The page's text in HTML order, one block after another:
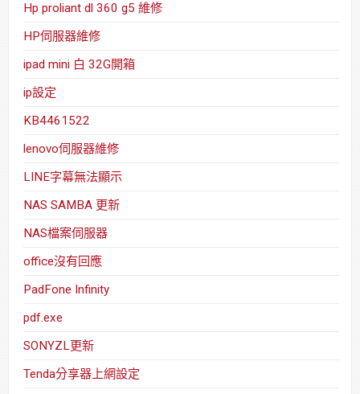
Hp proliant dl 360 g5 維修
HP伺服器維修
ipad mini 白 32G開箱
ip設定
KB4461522
lenovo伺服器維修
LINE字幕無法顯示
NAS SAMBA 更新
NAS檔案伺服器
office沒有回應
PadFone Infinity
pdf.exe
SONYZL更新
Tenda分享器上網設定